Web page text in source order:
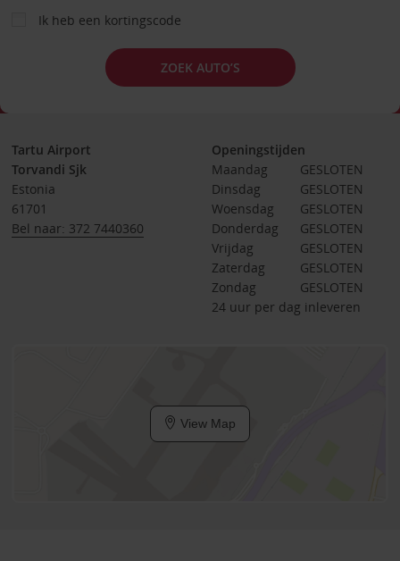
Ik heb een kortingscode
ZOEK AUTO’S
Tartu Airport
Torvandi Sjk
Estonia
61701
Bel naar: 372 7440360
Openingstijden
Maandag
GESLOTEN
Dinsdag
GESLOTEN
Woensdag
GESLOTEN
Donderdag
GESLOTEN
Vrijdag
GESLOTEN
Zaterdag
GESLOTEN
Zondag
GESLOTEN
24 uur per dag inleveren
View Map